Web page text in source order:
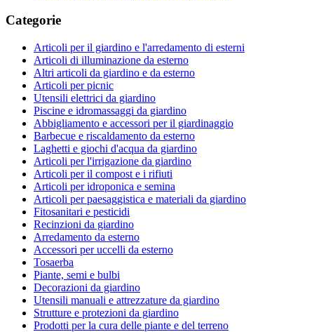
Categorie
Articoli per il giardino e l'arredamento di esterni
Articoli di illuminazione da esterno
Altri articoli da giardino e da esterno
Articoli per picnic
Utensili elettrici da giardino
Piscine e idromassaggi da giardino
Abbigliamento e accessori per il giardinaggio
Barbecue e riscaldamento da esterno
Laghetti e giochi d'acqua da giardino
Articoli per l'irrigazione da giardino
Articoli per il compost e i rifiuti
Articoli per idroponica e semina
Articoli per paesaggistica e materiali da giardino
Fitosanitari e pesticidi
Recinzioni da giardino
Arredamento da esterno
Accessori per uccelli da esterno
Tosaerba
Piante, semi e bulbi
Decorazioni da giardino
Utensili manuali e attrezzature da giardino
Strutture e protezioni da giardino
Prodotti per la cura delle piante e del terreno